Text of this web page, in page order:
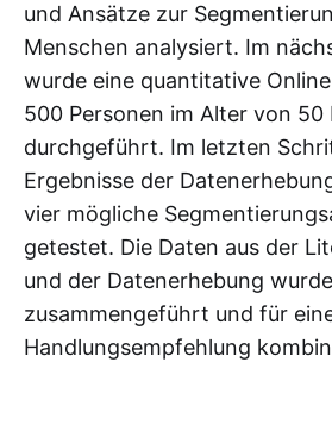
und Ansätze zur
Menschen analysiert. Im
wurde eine quantitative
500 Personen im Alter von 50
durchgeführt. Im letzten
Ergebnisse der
vier mögliche
getestet. Die Daten aus der
und der Datenerhebung
zusammengeführt und für
Handlungsempfehlung